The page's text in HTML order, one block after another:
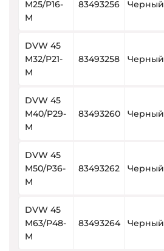
M25/P16-
M
83493256 Черный
DVW 45
M32/P21-
M
83493258 Черный
DVW 45
M40/P29-
M
83493260 Черный
DVW 45
M50/P36-
M
83493262 Черный
DVW 45
M63/P48-
M
83493264 Черный